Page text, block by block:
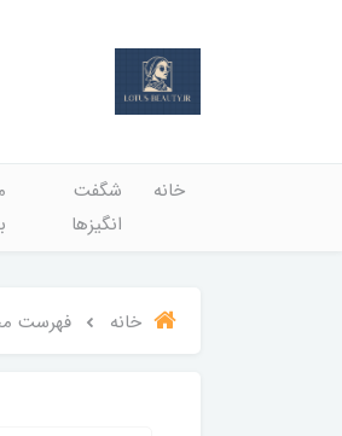
خانه
شگفت
انگيزها
خانه فهرست